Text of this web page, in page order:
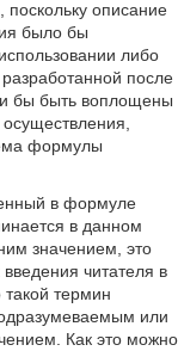
описание
было бы
либо
после
бы быть воплощены
формулы
в формуле
в данном
значением, это
читателя в
такой термин
или
Как это можно